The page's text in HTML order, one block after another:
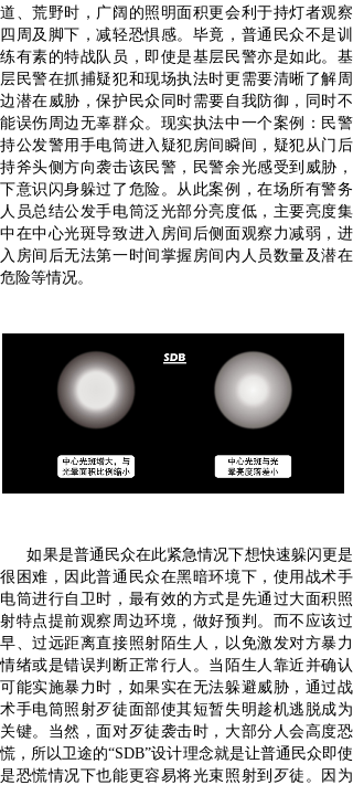
道、荒野时，广阔的照明面积更会利于持灯者观察
四周及脚下，减轻恐惧感。毕竟，普通民众不是训
练有素的特战队员，即使是基层民警亦是如此。基
层民警在抓捕疑犯和现场执法时更需要清晰了解周
边潜在威胁，保护民众同时需要自我防御，同时不
能误伤周边无辜群众。现实执法中一个案例：民警
持公发警用手电筒进入疑犯房间瞬间，疑犯从门后
持斧头侧方向袭击该民警，民警余光感受到威胁，
下意识闪身躲过了危险。从此案例，在场所有警务
人员总结公发手电筒泛光部分亮度低，主要亮度集
中在中心光斑导致进入房间后侧面观察力减弱，进
入房间后无法第一时间掌握房间内人员数量及潜在
危险等情况。
如果是普通民众在此紧急情况下想快速躲闪更是
很困难，因此普通民众在黑暗环境下，使用战术手
电筒进行自卫时，最有效的方式是先通过大面积照
射特点提前观察周边环境，做好预判。而不应该过
早、过远距离直接照射陌生人，以免激发对方暴力
情绪或是错误判断正常行人。当陌生人靠近并确认
可能实施暴力时，如果实在无法躲避威胁，通过战
术手电筒照射歹徒面部使其短暂失明趁机逃脱成为
关键。当然，面对歹徒袭击时，大部分人会高度恐
慌，所以卫途的“SDB”设计理念就是让普通民众即使
是恐慌情况下也能更容易将光束照射到歹徒。因为